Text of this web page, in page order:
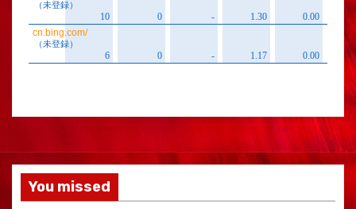
You missed